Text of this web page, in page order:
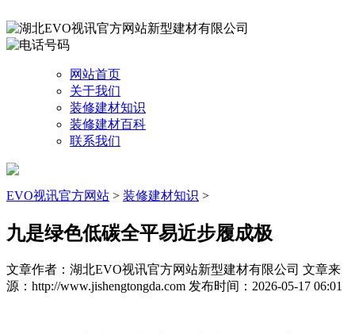
网站首页
关于我们
装修建材知识
装修建材百科
联系我们
EVO视讯官方网站 > 装修建材知识 >
九是绿色低碳全平易近步履成极
文章作者：湖北EVO视讯官方网站新型建材有限公司 文章来
源：http://www.jishengtongda.com 发布时间：2026-05-17 06:01